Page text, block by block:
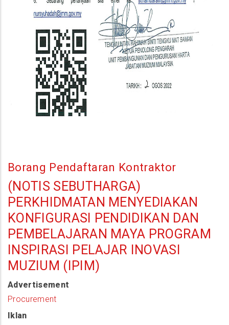
Borang Pendaftaran Kontraktor
(NOTIS SEBUTHARGA)
PERKHIDMATAN MENYEDIAKAN
KONFIGURASI PENDIDIKAN DAN
PEMBELAJARAN MAYA PROGRAM
INSPIRASI PELAJAR INOVASI
MUZIUM (IPIM)
Advertisement
Procurement
Iklan